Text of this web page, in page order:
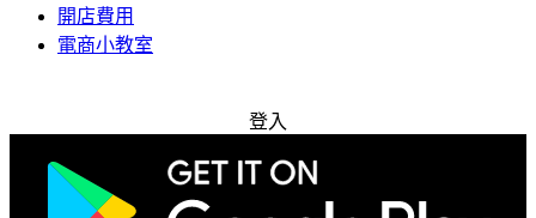
開店費用
電商小教室
登入